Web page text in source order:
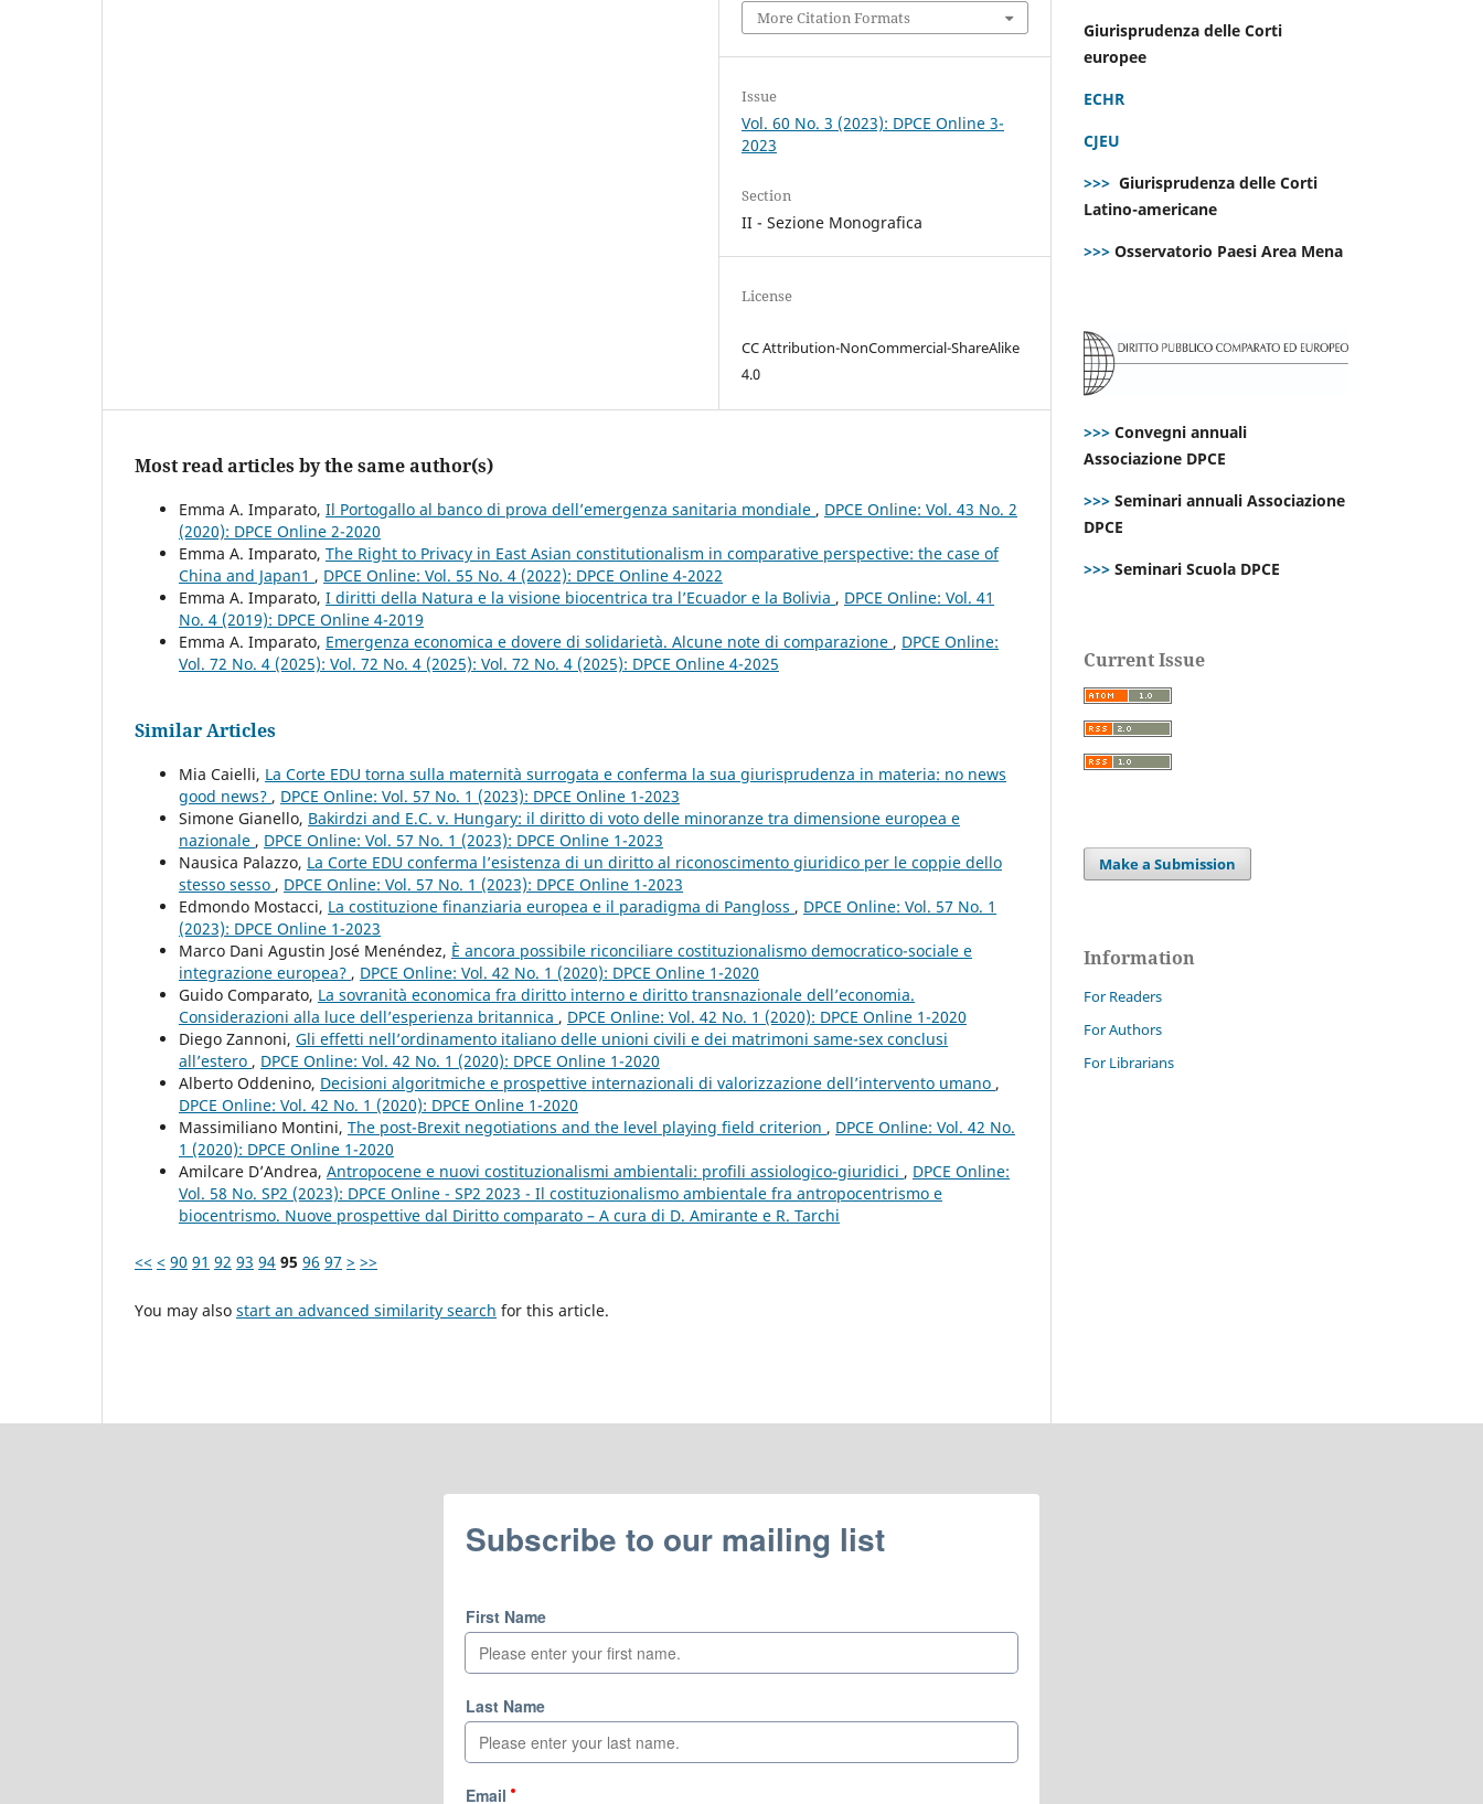
More Citation Formats
Issue
Vol. 60 No. 3 (2023): DPCE Online 3-
2023
Section
II - Sezione Monografica
License
CC Attribution-NonCommercial-ShareAlike
4.0
Most read articles by the same author(s)
Emma A. Imparato, Il Portogallo al banco di prova dell’emergenza sanitaria mondiale , DPCE Online: Vol. 43 No. 2
(2020): DPCE Online 2-2020
Emma A. Imparato, The Right to Privacy in East Asian constitutionalism in comparative perspective: the case of
China and Japan1 , DPCE Online: Vol. 55 No. 4 (2022): DPCE Online 4-2022
Emma A. Imparato, I diritti della Natura e la visione biocentrica tra l’Ecuador e la Bolivia , DPCE Online: Vol. 41
No. 4 (2019): DPCE Online 4-2019
Emma A. Imparato, Emergenza economica e dovere di solidarietà. Alcune note di comparazione , DPCE Online:
Vol. 72 No. 4 (2025): Vol. 72 No. 4 (2025): Vol. 72 No. 4 (2025): DPCE Online 4-2025
Similar Articles
Mia Caielli, La Corte EDU torna sulla maternità surrogata e conferma la sua giurisprudenza in materia: no news
good news? , DPCE Online: Vol. 57 No. 1 (2023): DPCE Online 1-2023
Simone Gianello, Bakirdzi and E.C. v. Hungary: il diritto di voto delle minoranze tra dimensione europea e
nazionale , DPCE Online: Vol. 57 No. 1 (2023): DPCE Online 1-2023
Nausica Palazzo, La Corte EDU conferma l’esistenza di un diritto al riconoscimento giuridico per le coppie dello
stesso sesso , DPCE Online: Vol. 57 No. 1 (2023): DPCE Online 1-2023
Edmondo Mostacci, La costituzione finanziaria europea e il paradigma di Pangloss , DPCE Online: Vol. 57 No. 1
(2023): DPCE Online 1-2023
Marco Dani Agustin José Menéndez, È ancora possibile riconciliare costituzionalismo democratico-sociale e
integrazione europea? , DPCE Online: Vol. 42 No. 1 (2020): DPCE Online 1-2020
Guido Comparato, La sovranità economica fra diritto interno e diritto transnazionale dell’economia.
Considerazioni alla luce dell’esperienza britannica , DPCE Online: Vol. 42 No. 1 (2020): DPCE Online 1-2020
Diego Zannoni, Gli effetti nell’ordinamento italiano delle unioni civili e dei matrimoni same-sex conclusi
all’estero , DPCE Online: Vol. 42 No. 1 (2020): DPCE Online 1-2020
Alberto Oddenino, Decisioni algoritmiche e prospettive internazionali di valorizzazione dell’intervento umano ,
DPCE Online: Vol. 42 No. 1 (2020): DPCE Online 1-2020
Massimiliano Montini, The post-Brexit negotiations and the level playing field criterion , DPCE Online: Vol. 42 No.
1 (2020): DPCE Online 1-2020
Amilcare D’Andrea, Antropocene e nuovi costituzionalismi ambientali: profili assiologico-giuridici , DPCE Online:
Vol. 58 No. SP2 (2023): DPCE Online - SP2 2023 - Il costituzionalismo ambientale fra antropocentrismo e
biocentrismo. Nuove prospettive dal Diritto comparato – A cura di D. Amirante e R. Tarchi
<< < 90 91 92 93 94 95 96 97 > >>
You may also start an advanced similarity search for this article.
Giurisprudenza delle Corti
europee
ECHR
CJEU
>>> Giurisprudenza delle Corti
Latino-americane
>>> Osservatorio Paesi Area Mena
>>> Convegni annuali
Associazione DPCE
>>> Seminari annuali Associazione
DPCE
>>> Seminari Scuola DPCE
Current Issue
Make a Submission
Information
For Readers
For Authors
For Librarians